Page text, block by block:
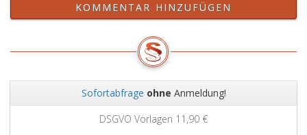
KOMMENTAR HINZUFÜGEN
Sofortabfrage ohne Anmeldung!
DSGVO Vorlagen 11,90 €